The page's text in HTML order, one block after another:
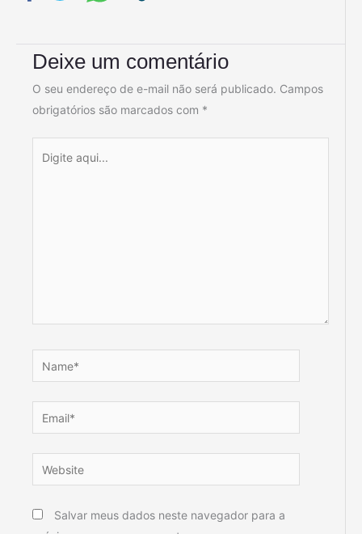
Deixe um comentário
O seu endereço de e-mail não será publicado. Campos
obrigatórios são marcados com *
aqui...
Name*
Email*
Website
Salvar meus dados neste navegador para a